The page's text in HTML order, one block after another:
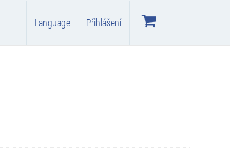
Language Přihlášení